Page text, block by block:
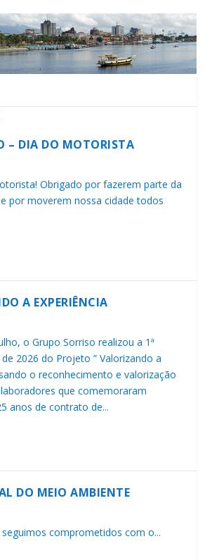
INDEVIDO DO CARTÃO!
– DIA DO MOTORISTA
Obrigado por fazerem parte da
por moverem nossa cidade todos
A EXPERIÊNCIA
o Grupo Sorriso realizou a 1ª
2026 do Projeto ” Valorizando a
o reconhecimento e valorização
que comemoraram
anos de contrato de...
DO MEIO AMBIENTE
seguimos comprometidos com o...